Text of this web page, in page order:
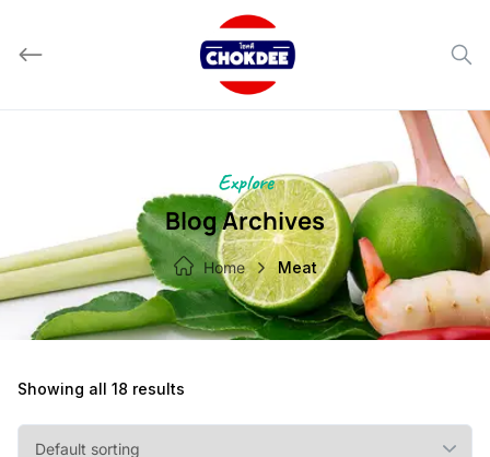
content
Explore
Blog Archives
Home Meat
Showing all 18 results